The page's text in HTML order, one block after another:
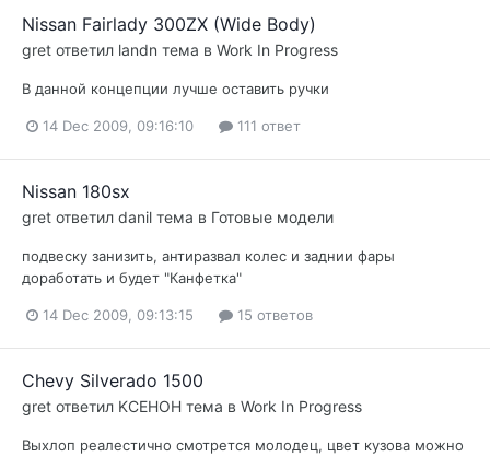
Nissan Fairlady 300ZX (Wide Body)
gret ответил landn тема в Work In Progress
В данной концепции лучше оставить ручки
14 Dec 2009, 09:16:10 111 ответ
Nissan 180sx
gret ответил danil тема в Готовые модели
подвеску занизить, антиразвал колес и заднии фары
доработать и будет "Канфетка"
14 Dec 2009, 09:13:15 15 ответов
Chevy Silverado 1500
gret ответил KCEHOH тема в Work In Progress
Выхлоп реалестично смотрется молодец, цвет кузова можно